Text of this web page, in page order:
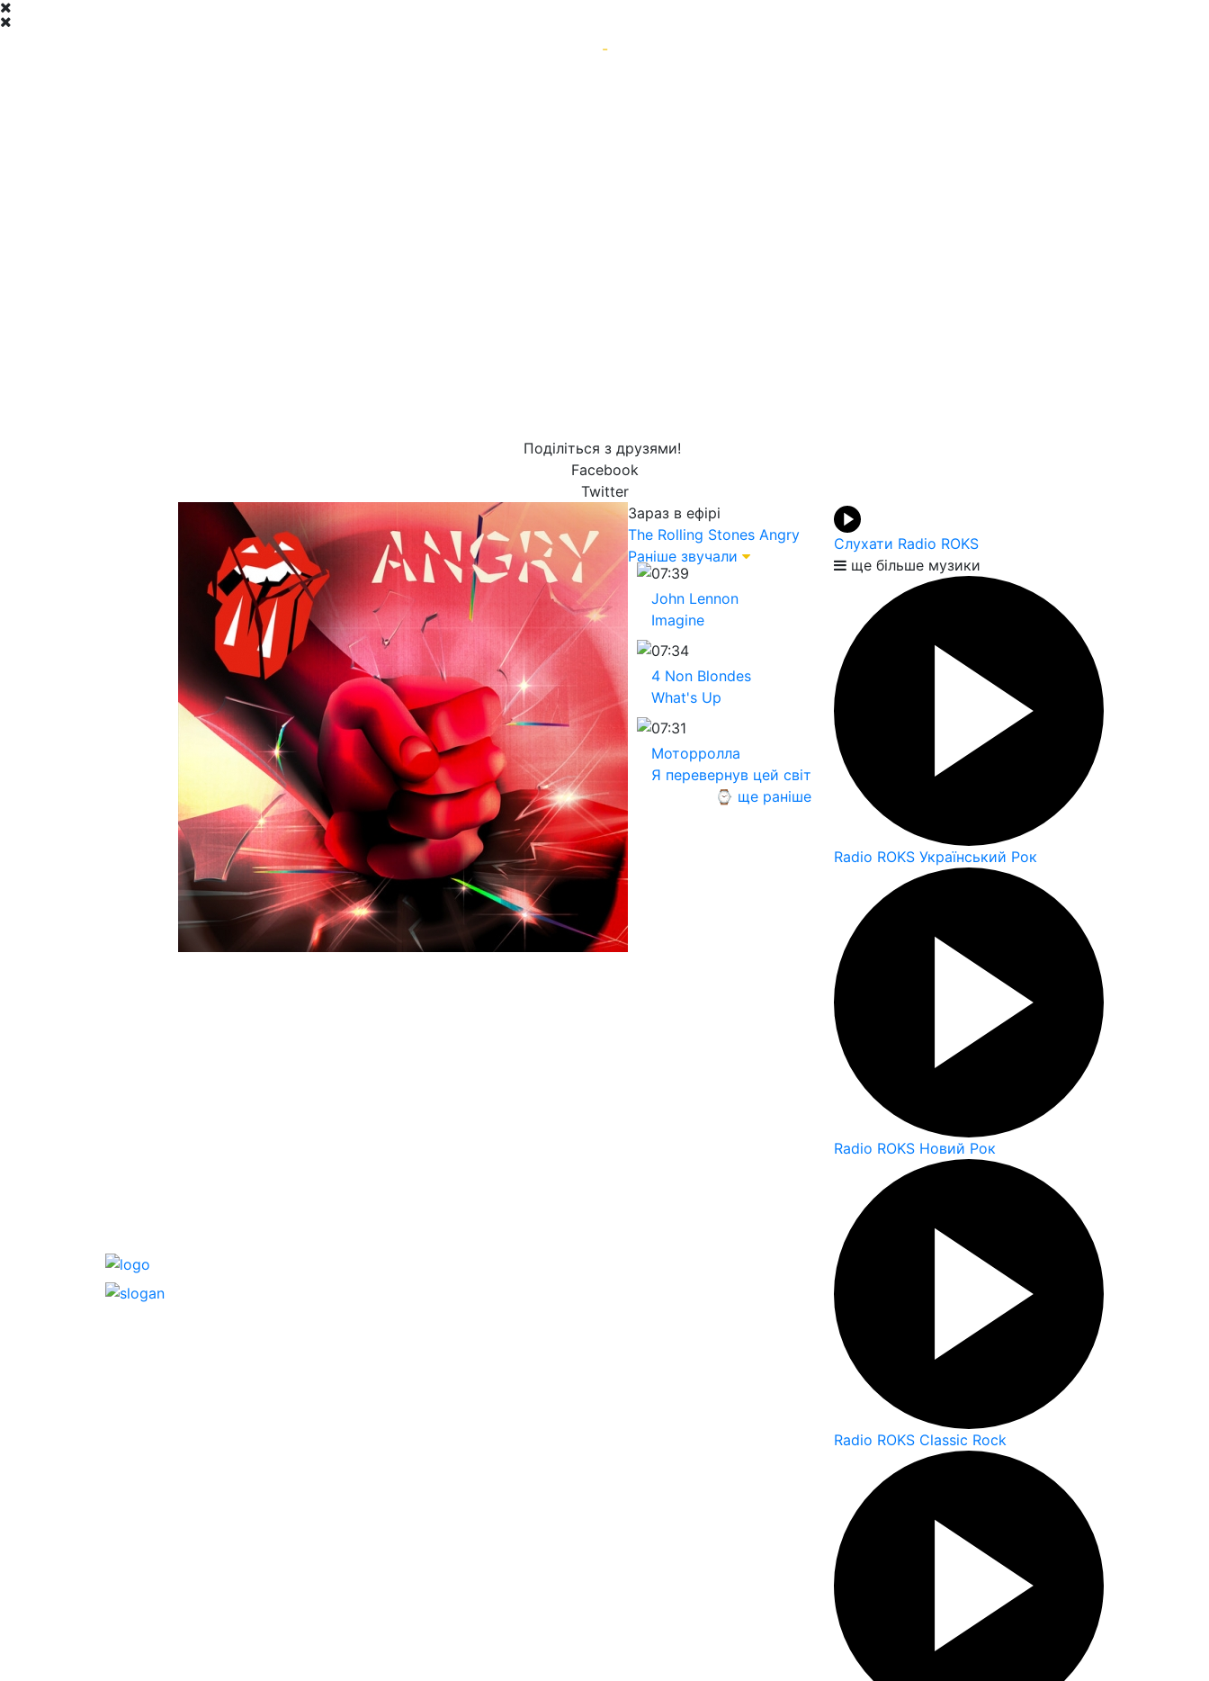
-
Поділіться з друзями!
Facebook
Twitter
Зараз в ефірі
The Rolling Stones Angry
Раніше звучали
07:39
John Lennon
Imagine
07:34
4 Non Blondes
What's Up
07:31
Моторролла
Я перевернув цей світ
⌚ ще раніше
Слухати Radio ROKS
ще більше музики
Radio ROKS Український Рок
Radio ROKS Новий Рок
Radio ROKS Classic Rock